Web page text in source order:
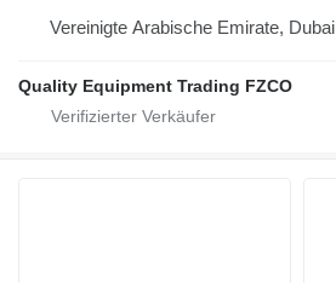
Vereinigte Arabische Emirate, Dubai
Quality Equipment Trading FZCO